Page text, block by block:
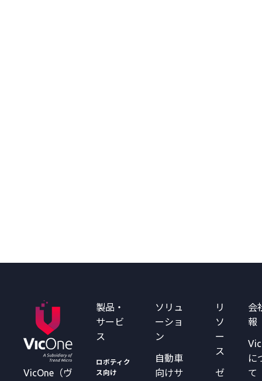
VicOne（ヴ
製品・
サービ
ス
ロボティク
ス向け
ソリュ
ーショ
ン
自動車
向けサ
リ
ソ
ー
ス
ゼ
会
報
に
て